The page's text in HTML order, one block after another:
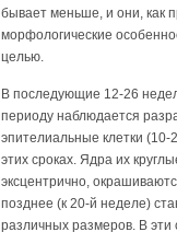
бывает меньше, и они, как
морфологические
целью.
В последующие 12-26
периоду наблюдается
эпителиальные клетки
этих сроках. Ядра их
эксцентрично,
позднее (к 20-й неделе)
различных размеров. В эти